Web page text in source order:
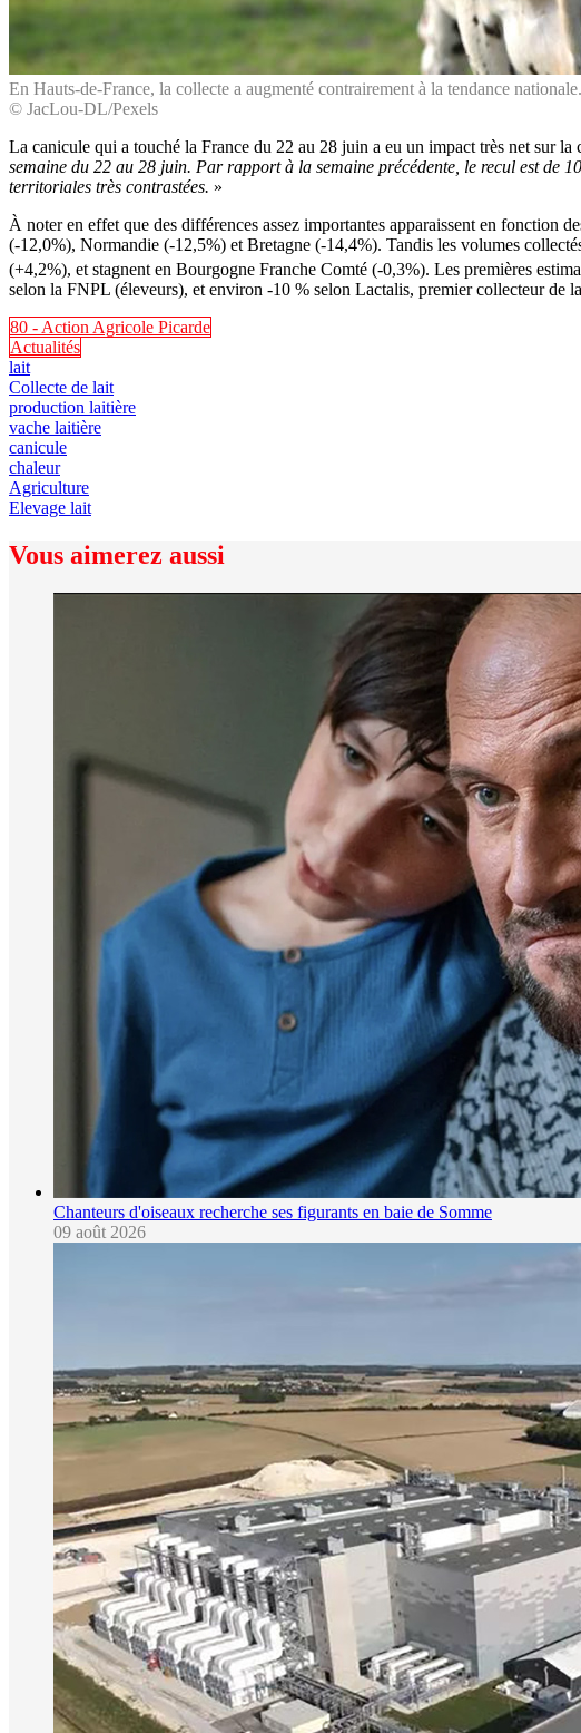
En Hauts-de-France, la collecte a augmenté contrairement à la tendance nationale.
© JacLou-DL/Pexels
La canicule qui a touché la France du 22 au 28 juin a eu un impact très net sur la
semaine du 22 au 28 juin. Par rapport à la semaine précédente, le recul est de
territoriales très contrastées. »
À noter en effet que des différences assez importantes apparaissent en fonction
(-12,0%), Normandie (-12,5%) et Bretagne (-14,4%). Tandis les volumes
(+4,2%), et stagnent en Bourgogne Franche Comté (-0,3%). Les premières
selon la FNPL (éleveurs), et environ -10 % selon Lactalis, premier collecteur de
80 - Action Agricole Picarde
Actualités
lait
Collecte de lait
production laitière
vache laitière
canicule
chaleur
Agriculture
Elevage lait
Vous aimerez aussi
Chanteurs d'oiseaux recherche ses figurants en baie de Somme
09 août 2026